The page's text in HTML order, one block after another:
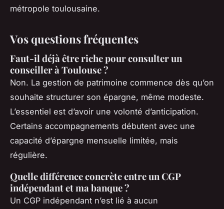
métropole toulousaine.
Vos questions fréquentes
Faut-il déjà être riche pour consulter un
conseiller à Toulouse ?
Non. La gestion de patrimoine commence dès qu’on
souhaite structurer son épargne, même modeste.
L’essentiel est d’avoir une volonté d’anticipation.
Certains accompagnements débutent avec une
capacité d’épargne mensuelle limitée, mais
régulière.
Quelle différence concrète entre un CGP
indépendant et ma banque ?
Un CGP indépendant n’est lié à aucun